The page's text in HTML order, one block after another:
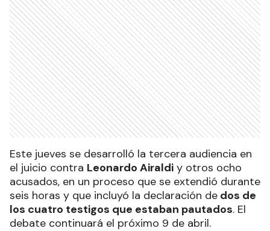
Este jueves se desarrolló la tercera audiencia en
el juicio contra Leonardo Airaldi y otros ocho
acusados, en un proceso que se extendió durante
seis horas y que incluyó la declaración de dos de
los cuatro testigos que estaban pautados. El
debate continuará el próximo 9 de abril.